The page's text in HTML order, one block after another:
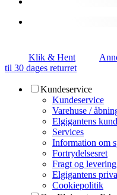
Klik & Hent
til 30 dages returret
Kundeservice
Kundeservice
Varehuse /
Elgigantens
Services
Information om
Fortrydelsesret
Fragt og levering
Elgigantens
Cookiepolitik